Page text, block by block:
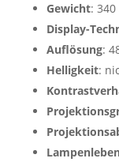
Gewicht: 340
Display-
Auflösung:
Helligkeit: